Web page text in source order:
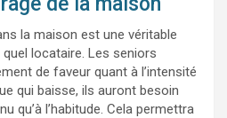
la maison est une véritable
locataire. Les seniors
de faveur quant à l’intensité
qui baisse, ils auront besoin
qu’à l’habitude. Cela permettra